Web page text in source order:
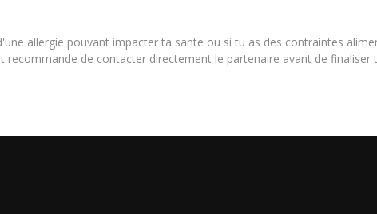
allergie pouvant impacter ta sante ou si tu as des contraintes
recommande de contacter directement le partenaire avant de finaliser